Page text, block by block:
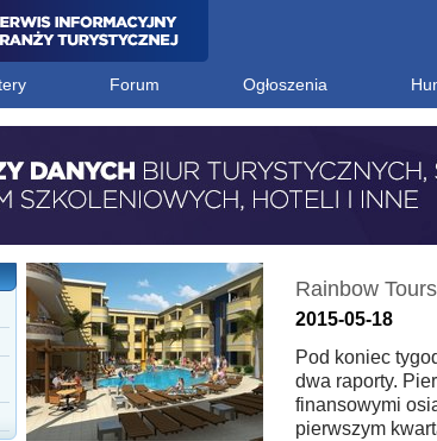
Forum Ogłoszenia
Rainbow
2015-05-18
Pod koniec
dwa raporty.
finansowymi
pierwszym